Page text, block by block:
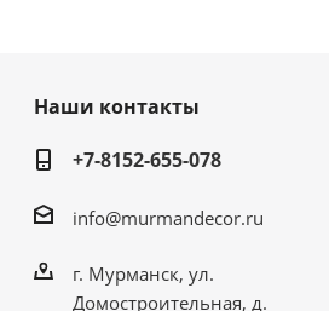
Наши контакты
+7-8152-655-078
info@murmandecor.ru
г. Мурманск, ул.
Домостроительная, д.